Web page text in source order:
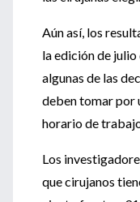
Aún así, los
la edición de
algunas de las
deben tomar por
horario de
Los
que cirujanos